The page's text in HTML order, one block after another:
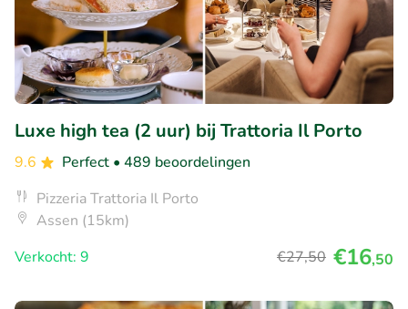
Luxe high tea (2 uur) bij Trattoria Il Porto
9.6 Perfect • 489 beoordelingen
Pizzeria Trattoria Il Porto
Assen (15km)
Verkocht: 9
€27,50 €16,50